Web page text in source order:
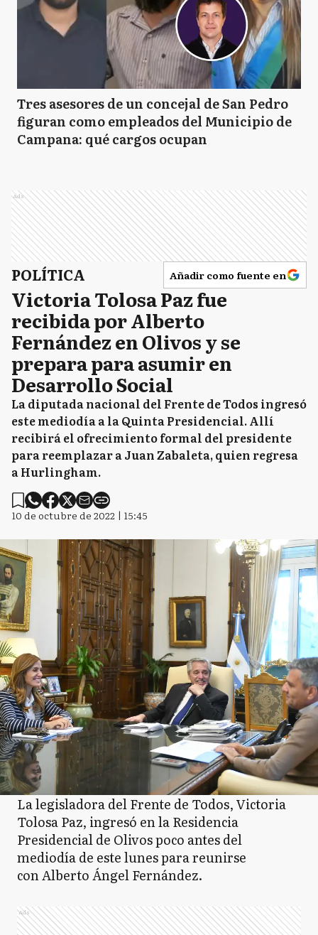
Tres asesores de un concejal de San Pedro
figuran como empleados del Municipio de
Campana: qué cargos ocupan
Ads
POLÍTICA Añadir como fuente en
Victoria Tolosa Paz fue
recibida por Alberto
Fernández en Olivos y se
prepara para asumir en
Desarrollo Social
La diputada nacional del Frente de Todos ingresó
este mediodía a la Quinta Presidencial. Allí
recibirá el ofrecimiento formal del presidente
para reemplazar a Juan Zabaleta, quien regresa
a Hurlingham.
10 de octubre de 2022 | 15:45
La legisladora del Frente de Todos, Victoria
Tolosa Paz, ingresó en la Residencia
Presidencial de Olivos poco antes del
mediodía de este lunes para reunirse
con Alberto Ángel Fernández.
Ads